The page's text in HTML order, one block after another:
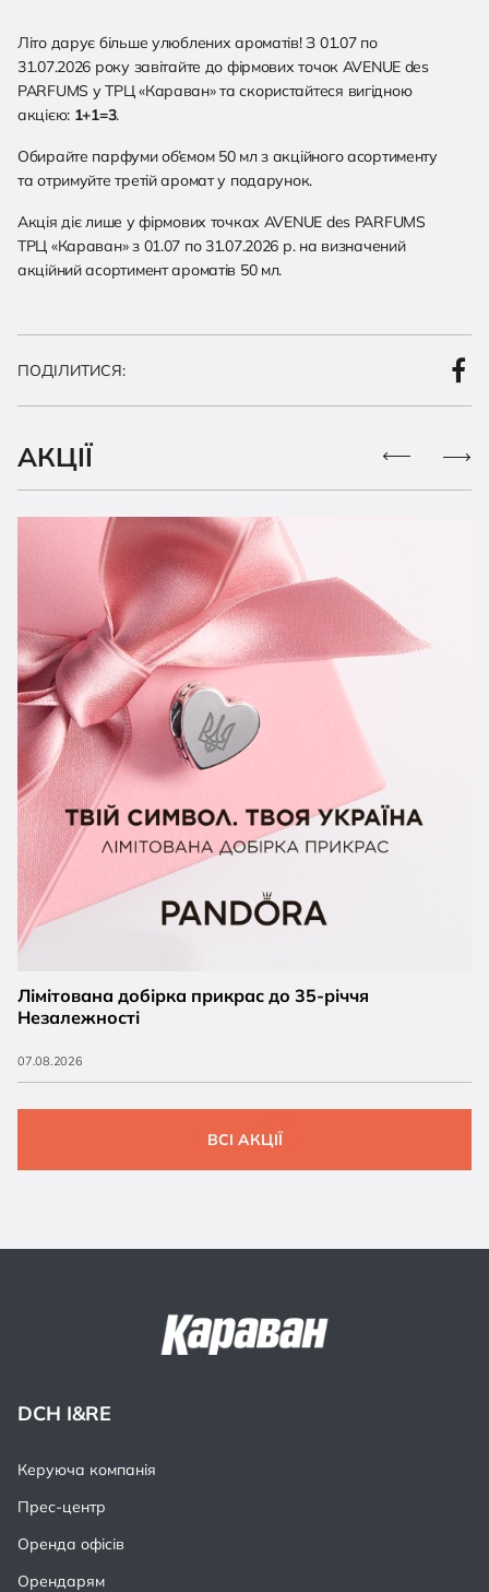
Літо дарує більше улюблених ароматів! З 01.07 по
31.07.2026 року завітайте до фірмових точок AVENUE des
PARFUMS у ТРЦ «Караван» та скористайтеся вигідною
акцією: 1+1=3.
Обирайте парфуми об’ємом 50 мл з акційного асортименту
та отримуйте третій аромат у подарунок.
Акція діє лише у фірмових точках AVENUE des PARFUMS
ТРЦ «Караван» з 01.07 по 31.07.2026 р. на визначений
акційний асортимент ароматів 50 мл.
ПОДІЛИТИСЯ:
АКЦІЇ
Лімітована добірка прикрас до 35-річчя
Незалежності
07.08.2026
ВСІ АКЦІЇ
DCH I&RE
Керуюча компанія
Прес-центр
Оренда офісів
Орендарям